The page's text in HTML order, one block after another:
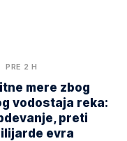
PRE 2 H
mere zbog
vodostaja reka:
preti
evra